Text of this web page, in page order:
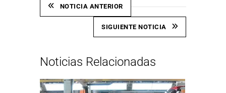
NOTICIA ANTERIOR
SIGUIENTE NOTICIA
Noticias Relacionadas